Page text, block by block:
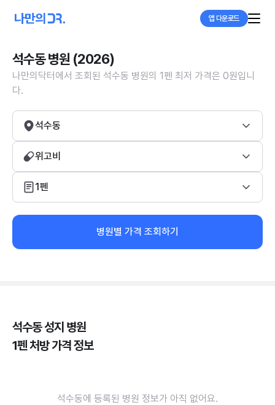
앱 다운로드
석수동 병원 (2026)
나만의닥터에서 조회된 석수동 병원의 1펜 최저 가격은 0원입니
다.
석수동
위고비
1펜
병원별 가격 조회하기
석수동 성지 병원
1펜 처방 가격 정보
석수동에 등록된 병원 정보가 아직 없어요.